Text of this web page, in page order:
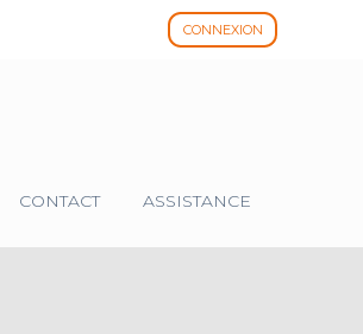
CONNEXION
CONTACT ASSISTANCE